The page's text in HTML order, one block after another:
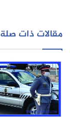
مقالات ذات صلة